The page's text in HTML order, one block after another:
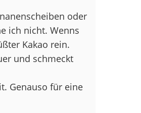
oder
ich nicht. Wenns
Kakao rein.
und schmeckt
Genauso für eine